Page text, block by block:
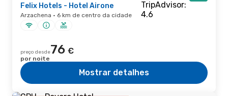
Felix Hotels - Hotel Airone
Arzachena · 6 km de centro da cidade
preço desde76 €
por noite
Mostrar detalhes